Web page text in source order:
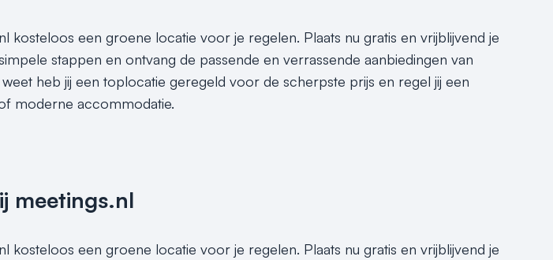
kosteloos een groene locatie voor je regelen. Plaats nu gratis en vrijblijvend je
stappen en ontvang de passende en verrassende aanbiedingen van
heb jij een toplocatie geregeld voor de scherpste prijs en regel jij een
moderne accommodatie.
meetings.nl
kosteloos een groene locatie voor je regelen. Plaats nu gratis en vrijblijvend je